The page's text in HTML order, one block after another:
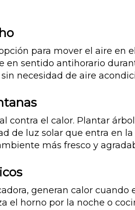
para mover el aire en
sentido antihorario
necesidad de aire
contra el calor. Plantar
de luz solar que entra en
más fresco y
generan calor
el horno por la noche o